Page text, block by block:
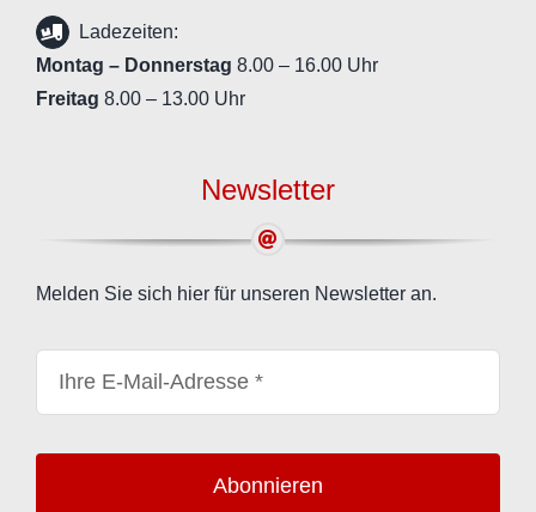
Ladezeiten:
Montag – Donnerstag 8.00 – 16.00 Uhr
Freitag 8.00 – 13.00 Uhr
Newsletter
Melden Sie sich hier für unseren Newsletter an.
Abonnieren